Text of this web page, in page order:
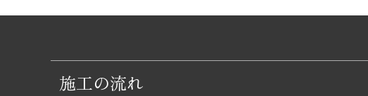
施工の流れ